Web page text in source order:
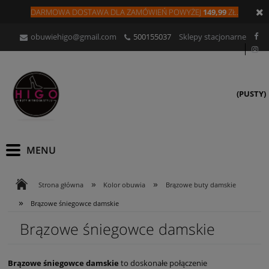
DARMOWA DOSTAWA DLAZAMÓWIEŃ POWYŻEJ 149,99ZŁ.
obuwiehigo@gmail.com 500155037 Sklepy stacjonarne
(PUSTY)
Strona główna » Kolor obuwia » Brązowe buty damskie
» Brązowe śniegowce damskie
Brązowe śniegowce damskie
Brązowe śniegowce damskie to doskonałe połączenie